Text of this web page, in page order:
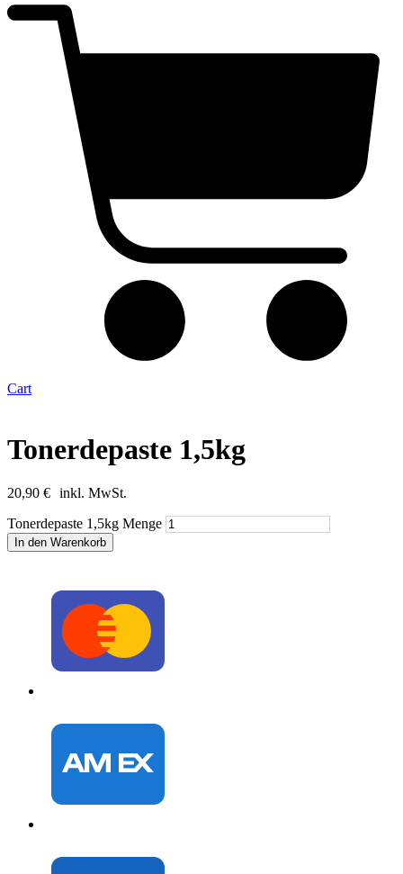
Cart
Tonerdepaste 1,5kg
20,90 € inkl. MwSt.
Tonerdepaste 1,5kg Menge
In den Warenkorb